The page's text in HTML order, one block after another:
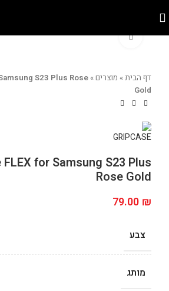
Click to enlarge
דף הבית» מוצרים»
S23 Plus Rose
Gold
FLEX for Samsung S23 Plus
Rose Gold
79.00 ₪
צבע
מותג